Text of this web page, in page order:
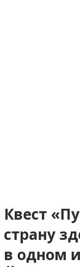
Квест
страну
в одном